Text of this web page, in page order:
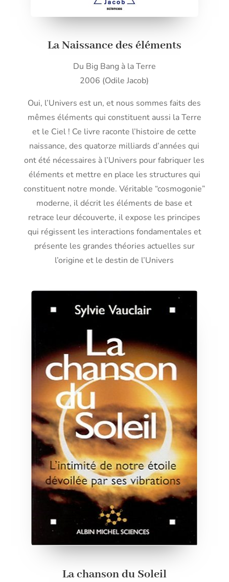
La Naissance des éléments
Du Big Bang à la Terre
2006 (Odile Jacob)
Oui, l’Univers est un, et nous sommes faits des
mêmes éléments qui constituent aussi la Terre
et le Ciel ! Ce livre raconte l’histoire de cette
naissance, des quatorze milliards d’années qui
ont été nécessaires à l’Univers pour fabriquer les
éléments et mettre en place les structures qui
constituent notre monde. Véritable “cosmogonie”
moderne, il décrit les éléments de base et
retrace leur découverte, il expose les principes
qui régissent les interactions fondamentales et
présente les grandes théories actuelles sur
l’origine et le destin de l’Univers
La chanson du Soleil